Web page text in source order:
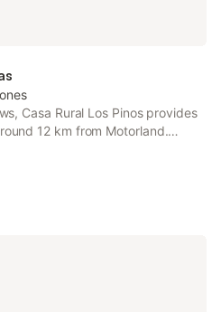
Casa Rural Los Pinos provides
12 km from Motorland.
are a shared kitchen and a
throughout the property.